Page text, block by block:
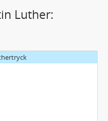
Luther: